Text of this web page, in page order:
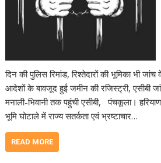
दिन की पुलिस रिमांड, रिश्तेदारों की भूमिका भी
आदेशों के बावजूद हुई जमीन की रजिस्ट्री, एसीबी
मनाली-भिवानी तक पहुंची एसीबी, पंचकूला।
भूमि घोटाले में राज्य सतर्कता एवं भ्रष्टाचार…
READ MORE